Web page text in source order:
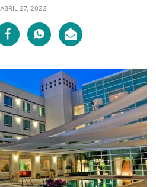
ABRIL 27, 2022